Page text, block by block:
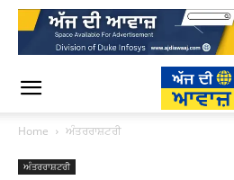
Home ਅੰਤਰਰਾਸ਼ਟਰੀ
ਅੰਤਰਰਾਸ਼ਟਰੀ